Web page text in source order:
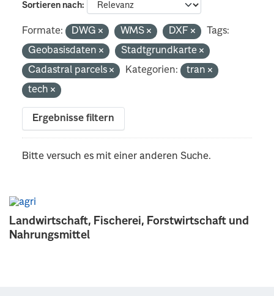
Landwirtschaft, Fischerei, Forstwirtschaft und
Nahrungsmittel
Sortieren nach
Formate: DWG WMS DXF
Tags:
Geobasisdaten
Stadtgrundkarte
Cadastral parcels
Kategorien:
tran
tech
Ergebnisse filtern
Bitte versuch es mit einer anderen Suche.